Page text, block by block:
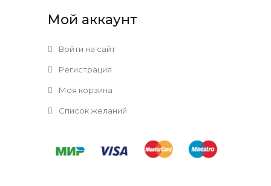
Мой аккаунт
Войти на сайт
Регистрация
Моя корзина
Список желаний